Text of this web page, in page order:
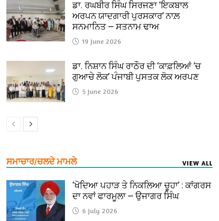
ਡਾ. ਰਘਬੀਰ ਸਿੰਘ ਸਿਰਜਣਾ ‘ਇਕਬਾਲ
ਅਰਪਨ ਯਾਦਗਾਰੀ ਪੁਰਸਕਾਰ’ ਨਾਲ਼
ਸਨਮਾਨਿਤ — ਸਤਨਾਮ ਢਾਅ
19 June 2026
ਡਾ. ਨਿਸ਼ਾਨ ਸਿੰਘ ਰਾਠੌਰ ਦੀ ‘ਕਾਫ਼ਲਿਆਂ ’ਚ
ਗੁਆਚੇ ਲੋਕ’ ਪੰਜਾਬੀ ਪੁਸਤਕ ਲੋਕ ਅਰਪਣ
5 June 2026
ਸਮਾਚਾਰ/ਚਲਦੇ ਮਾਮਲੇ VIEW ALL
‘ਖੋਦਿਆ ਪਹਾੜ ਤੇ ਨਿਕਲਿਆ ਚੂਹਾ’ : ਕਾਂਗਰਸ
ਦਾ ਨਵਾਂ ਫਾਰਮੂਲਾ — ਉਜਾਗਰ ਸਿੰਘ
6 July 2026